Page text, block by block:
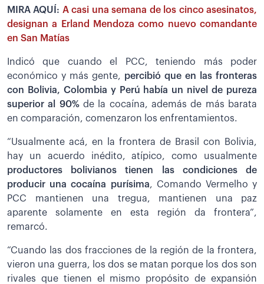
MIRA AQUÍ: A casi una semana de los cinco asesinatos,
designan a Erland Mendoza como nuevo comandante
en San Matías
Indicó que cuando el PCC, teniendo más poder
económico y más gente, percibió que en las fronteras
con Bolivia, Colombia y Perú había un nivel de pureza
superior al 90%de la cocaína, además de más barata
en comparación, comenzaron los enfrentamientos.
“Usualmente acá, en la frontera de Brasil con Bolivia,
hay un acuerdo inédito, atípico, como usualmente
productores bolivianos tienen las condiciones de
producir una cocaína purísima, Comando Vermelho y
PCC mantienen una tregua, mantienen una paz
aparente solamente en esta región da frontera”,
remarcó.
“Cuando las dos fracciones de la región de la frontera,
vieron una guerra, los dos se matan porque los dos son
rivales que tienen el mismo propósito de expansión